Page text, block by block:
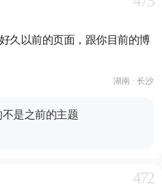
久以前的页面，跟你目前的博
湖南 · 长沙
是之前的主题
472